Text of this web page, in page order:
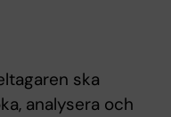
ska
analysera och